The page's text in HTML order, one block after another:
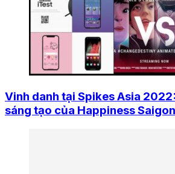
Vinh danh tại Spikes Asia
sáng tạo của Happiness